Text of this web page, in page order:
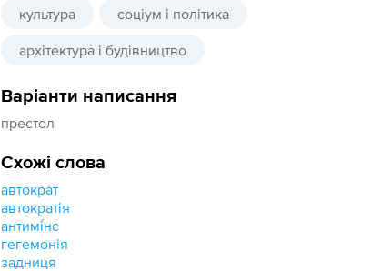
культура соціум і політика
архітектура і будівництво
Варіанти написання
престол
Схожі слова
автократ
автократія
антимі́нс
гегемонія
задниця